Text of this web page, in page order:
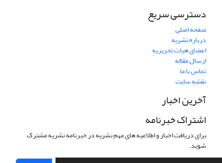
دسترسی سریع
صفحه اصلی
درباره نشریه
اعضای هیات تحریریه
ارسال مقاله
تماس با ما
نقشه سایت
آخرین اخبار
اشتراک خبرنامه
برای دریافت اخبار و اطلاعیه های مهم نشریه در خبرنامه نشریه مشترک
شوید.